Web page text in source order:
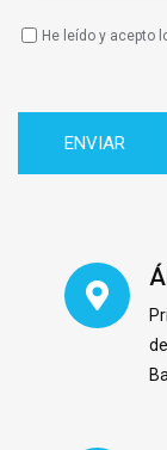
PolíticaHe leído y acepto